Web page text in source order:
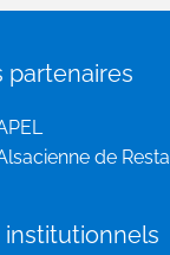
partenaires
de
institutionnels